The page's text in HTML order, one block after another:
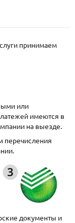
принимаем
или
имеются в
на выезде.
перечисления
документы и